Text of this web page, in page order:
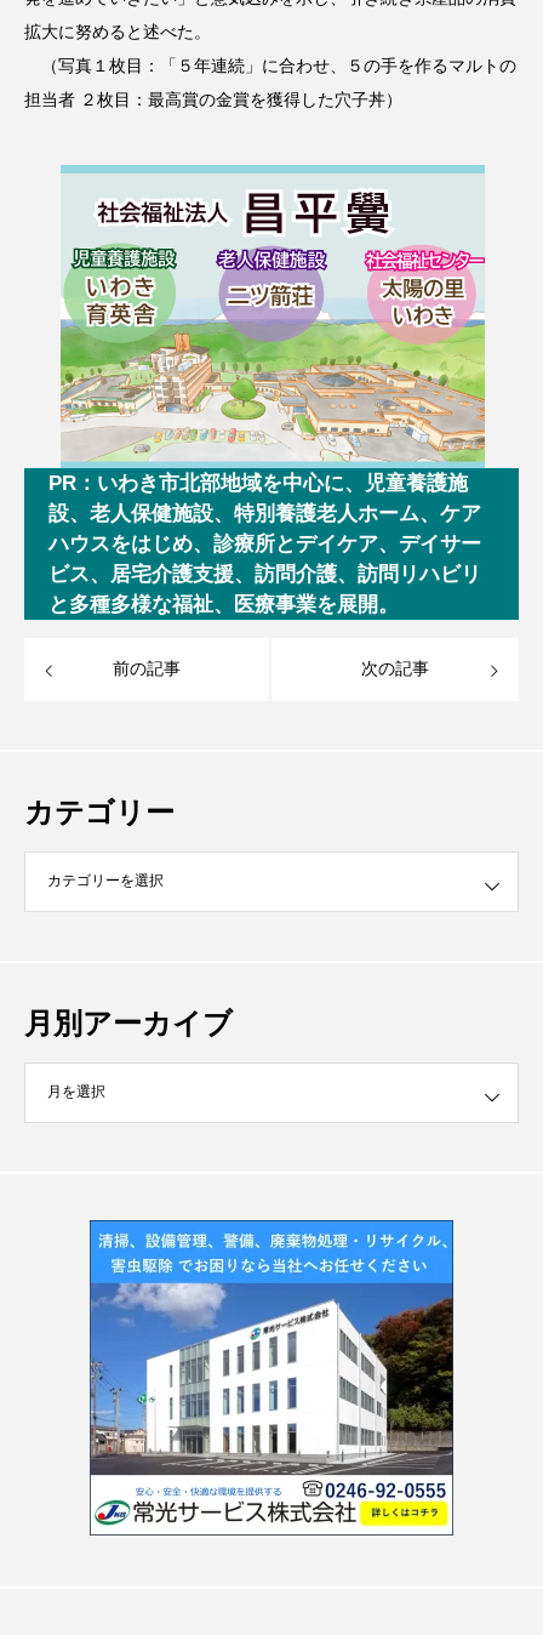
拡大に努めると述べた。
（写真１枚目：「５年連続」に合わせ、５の手を作るマルトの
担当者 ２枚目：最高賞の金賞を獲得した穴子丼）
PR：いわき市北部地域を中心に、児童養護施
設、老人保健施設、特別養護老人ホーム、ケア
ハウスをはじめ、診療所とデイケア、デイサー
ビス、居宅介護支援、訪問介護、訪問リハビリ
と多種多様な福祉、医療事業を展開。
前の記事 次の記事
カテゴリー
月別アーカイブ